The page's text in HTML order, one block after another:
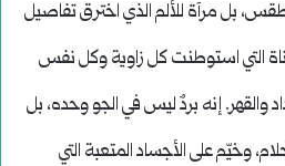
بل مرآة للألم الذي اخترق تفاصيل
التي استوطنت كل زاوية وكل نفس
والقهر. إنه بردٌ ليس في الجو وحده، بل
وخيّم على الأجساد المتعبة التي